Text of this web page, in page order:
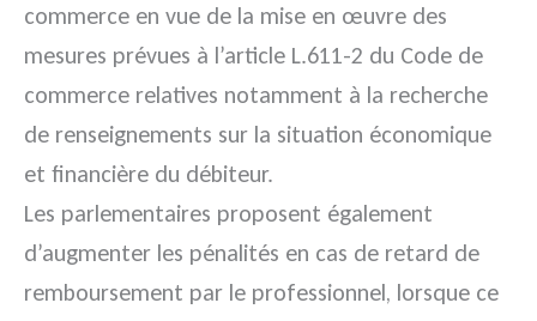
commerce en vue de la mise en œuvre des
mesures prévues à l’article L.611-2 du Code de
commerce relatives notamment à la recherche
de renseignements sur la situation économique
et financière du débiteur.
Les parlementaires proposent également
d’augmenter les pénalités en cas de retard de
remboursement par le professionnel, lorsque ce